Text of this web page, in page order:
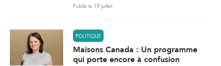
Publié le 19 juillet
POLITIQUE
Maisons Canada : Un programme
qui porte encore à confusion